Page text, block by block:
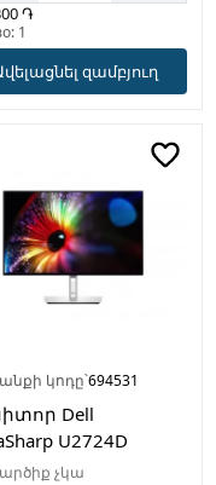
֏
1
զամբյուղ
կոդը՝694531
Dell
U2724D
չկա